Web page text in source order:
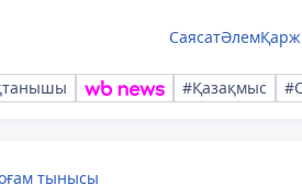
СаясатӘлем
#Қазақмыс
тынысы